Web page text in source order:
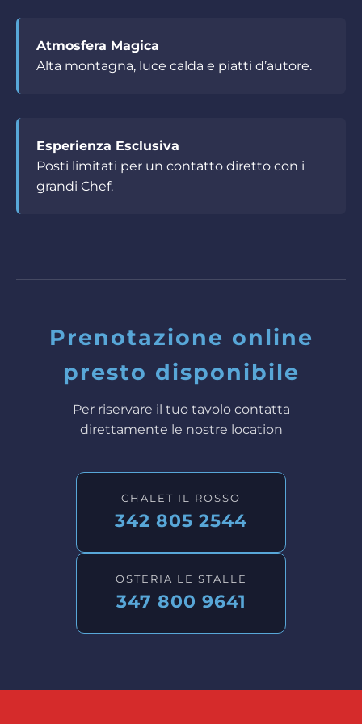
Atmosfera Magica
Alta montagna, luce calda e piatti d’autore.
Esperienza Esclusiva
Posti limitati per un contatto diretto con i
grandi Chef.
Prenotazione online
presto disponibile
Per riservare il tuo tavolo contatta
direttamente le nostre location
CHALET IL ROSSO
342 805 2544
OSTERIA LE STALLE
347 800 9641